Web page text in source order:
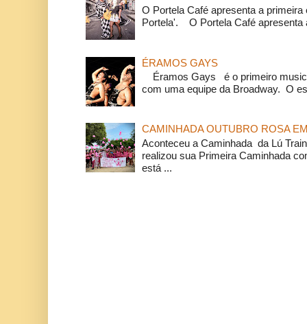
O Portela Café apresenta a
Portela'. O Portela Café apresenta
ÉRAMOS GAYS
Éramos Gays é o primeiro
com uma equipe da Broadway. O
CAMINHADA OUTUBRO ROSA
Aconteceu a Caminhada da Lú
realizou sua Primeira Caminhada
está ...